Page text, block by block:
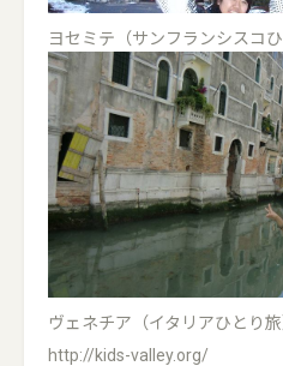
ヨセミテ（サンフランシスコひ
ヴェネチア（イタリアひとり旅
http://kids-valley.org/